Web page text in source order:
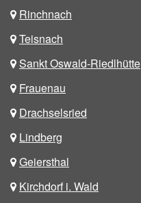
Rinchnach
Teisnach
Sankt Oswald-Riedlhütte
Frauenau
Drachselsried
Lindberg
Geiersthal
Kirchdorf i. Wald